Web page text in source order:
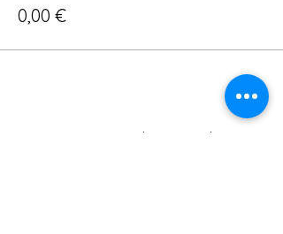
0,00 €
Diese Veranstaltung teilen